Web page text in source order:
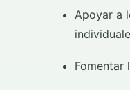
Apoyar a
Fomentar